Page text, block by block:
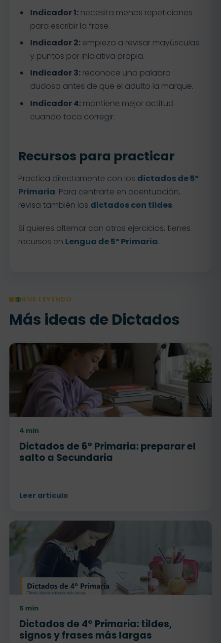
Indicador 1:necesita menos repeticiones
para escribir la frase.
Indicador 2:empieza a revisar mayúsculas
y puntos por iniciativa propia.
Indicador 3:reconoce una palabra
dudosa antes de que el adulto la marque.
Indicador 4:mantiene mejor actitud
cuando toca corregir.
Recursos para practicar
Practica directamente con los dictados de 5º
Primaria. Para centrarte en acentuación,
revisa también los dictados con tildes.
Si quieres alternar con otros ejercicios, tienes
recursos en Lengua de 5º Primaria.
SIGUE LEYENDO
Más ideas de Dictados
4 min
Dictados de 6º Primaria: preparar el
salto a Secundaria
Leer artículo
5 min
Dictados de 4º Primaria: tildes,
signos y frases más largas